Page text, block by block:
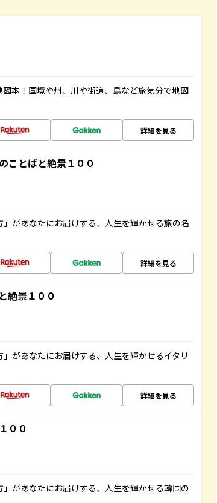
本！国境や州、川や街道、島など旅気分で地図
詳細を見る
ことばと絶景１００
があなたにお届けする、人生を輝かせる旅の名
詳細を見る
絶景１００
があなたにお届けする、人生を輝かせるイタリ
詳細を見る
００
があなたにお届けする、人生を輝かせる韓国の